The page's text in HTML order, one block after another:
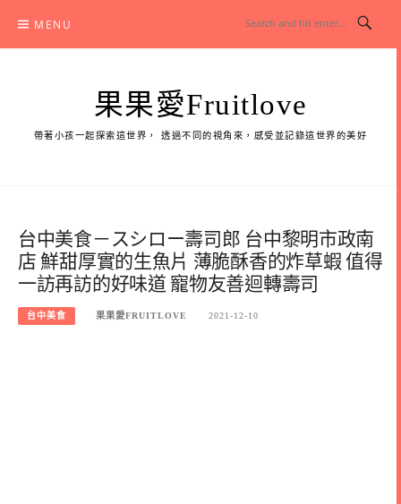
content
MENU
果果愛Fruitlove
帶著小孩一起探索這世界， 透過不同的視角來，感受並記錄這世界的美好
台中美食－スシロー壽司郎 台中黎明市政南
店 鮮甜厚實的生魚片 薄脆酥香的炸草蝦 值得
一訪再訪的好味道 寵物友善迴轉壽司
台中美食 果果愛FRUITLOVE 2021-12-10